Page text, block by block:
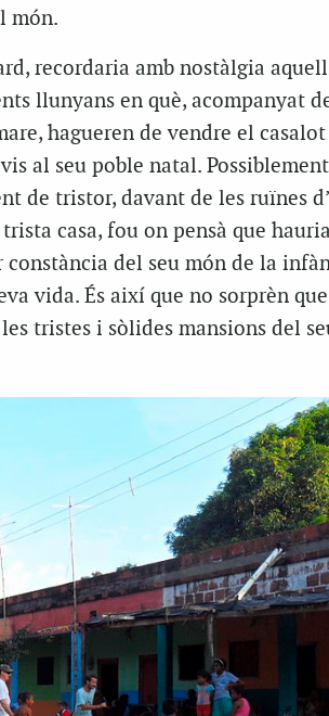
món.
recordaria amb nostàlgia
llunyans en què, acompanyat
hagueren de vendre el
al seu poble natal.
de tristor, davant de les ruïnes
casa, fou on pensà que
constància del seu món de la
vida. És així que no sorprèn que
tristes i sòlides mansions del